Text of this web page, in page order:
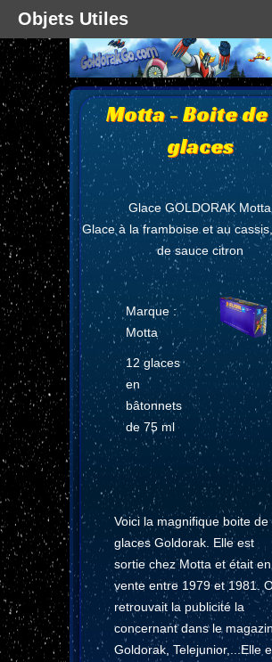
Motta - Boite de
glaces
Glace GOLDORAK Motta
Glace à la framboise et au
de sauce citron
Marque :
Motta
12 glaces
en
bâtonnets
de 75 ml
Voici la magnifique boite de
glaces Goldorak. Elle est
sortie chez Motta et était en
vente entre 1979 et 1981.
retrouvait la publicité la
concernant dans le
Goldorak, Telejunior,...Elle
Objets Utiles